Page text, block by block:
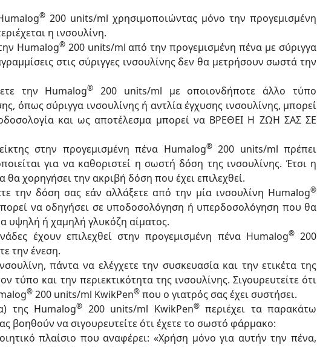
® 200 units/ml χρησιμοποιώντας μόνο την προγεμισμένη
η ινσουλίνη.
Humalog®200 units/ml από την προγεμισμένη πένα με σύριγγα
στις σύριγγες ινσουλίνης δεν θα μετρήσουν σωστά την
την Humalog®
200 units/ml με οποιονδήποτε άλλο τύπο
όπως σύριγγα ινσουλίνης ή αντλία έγχυσης ινσουλίνης, μπορεί
και ως αποτέλεσμα μπορεί να ΒΡΕΘΕΙ Η ΖΩΗ ΣΑΣ ΣΕ
στην προγεμισμένη πένα Humalog®200 units/ml πρέπει
για να καθοριστεί η σωστή δόση της ινσουλίνης. Έτσι η
θα χορηγήσει την ακριβή δόση που έχει επιλεχθεί.
την δόση σας εάν αλλάξετε από την μία ινσουλίνη Humalog®
να οδηγήσει σε υποδοσολόγηση ή υπερδοσολόγηση που θα
υψηλή ή χαμηλή γλυκόζη αίματος.
έχουν επιλεχθεί στην προγεμισμένη πένα Humalog®200
την ένεση.
πάντα να ελέγχετε την συσκευασία και την ετικέτα της
τύπο και την περιεκτικότητα της ινσουλίνης. Σιγουρευτείτε ότι
® 200 units/ml KwikPen® που ο γιατρός σας έχει συστήσει.
της Humalog® 200 units/ml KwikPen®περιέχει τα παρακάτω
βοηθούν να σιγουρευτείτε ότι έχετε το σωστό φάρμακο:
πλαίσιο που αναφέρει: «Χρήση μόνο για αυτήν την πένα,